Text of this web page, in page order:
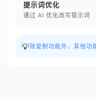
提示词优化
通过 AI 优化改写提示词
💡 除复制功能外，其他功